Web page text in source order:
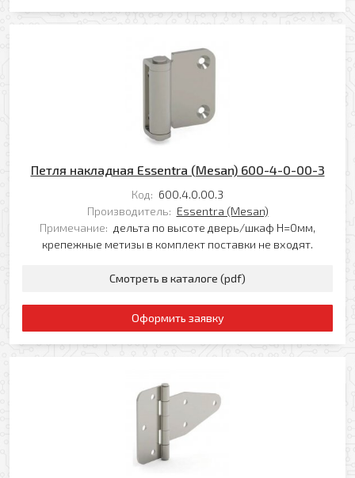
Петля накладная Essentra (Mesan) 600-4-0-00-3
Код: 600.4.0.00.3
Производитель: Essentra (Mesan)
Примечание: дельта по высоте дверь/шкаф H=0мм,
крепежные метизы в комплект поставки не входят.
Смотреть в каталоге (pdf)
Оформить заявку
Я даю свое согласие на обработку моих
персональных данных в соответствии с
* — поля, обязательные для заполнения
Перезвоните мне
Согласен(-на) на получение рассылки
Я даю свое согласие на обработку моих
персональных данных в соответствии с
Политикой обработки персональных данных*